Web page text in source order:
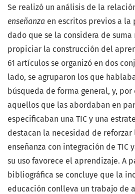
Se realizó un análisis de la
enseñanza en escritos previos a la
dado que se la considera de
propiciar la construcción del
61 artículos se organizó en dos
lado, se agruparon los que
búsqueda de forma general, y, por
aquellos que las abordaban en
especificaban una TIC y una
destacan la necesidad de reforzar
enseñanza con integración de TIC
su uso favorece el aprendizaje. A
bibliográfica se concluye que la
educación conlleva un trabajo de